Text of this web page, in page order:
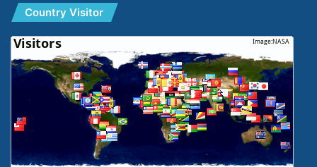
Country Visitor